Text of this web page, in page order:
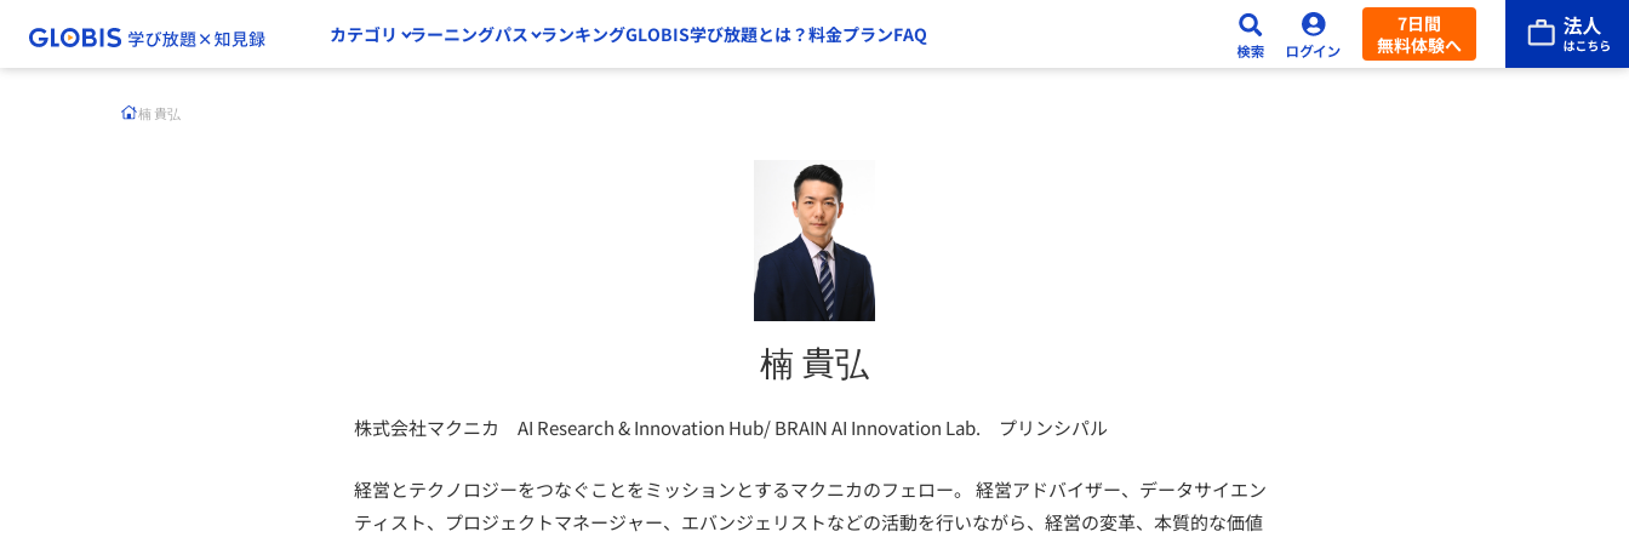
カテゴリ ラーニングパス ランキングGLOBIS学び放題とは？料金プランFAQ
7日間
無料体験へ
楠 貴弘
楠 貴弘
株式会社マクニカ AI Research & Innovation Hub/ BRAIN AI Innovation Lab. プリンシパル
経営とテクノロジーをつなぐことをミッションとするマクニカのフェロー。 経営アドバイザー、データサイエン
ティスト、プロジェクトマネージャー、エバンジェリストなどの活動を行いながら、経営の変革、本質的な価値